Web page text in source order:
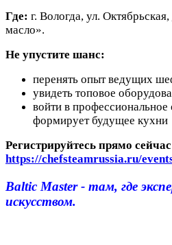
Где: г. Вологда, ул.
масло».
Не упустите шанс:
перенять опыт ведущих
увидеть топовое
войти в профессиональное
формирует будущее кухни
Регистрируйтесь прямо
https://chefsteamrussia.ru/
Baltic Master - там, где
искусством.